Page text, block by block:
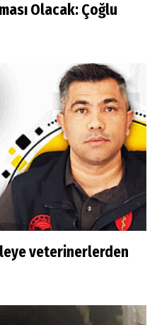
Olacak: Çoğlu
veterinerlerden